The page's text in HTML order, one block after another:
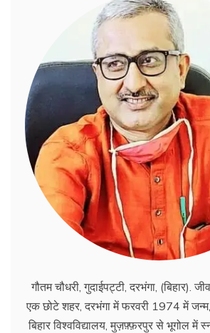
गौतम चौधरी, गुदाईपट्टी, दरभंगा, (बिहार).
एक छोटे शहर, दरभंगा में फरवरी 1974 में
बिहार विश्वविद्यालय, मुज़फ़्फ़रपुर से भूगोल में